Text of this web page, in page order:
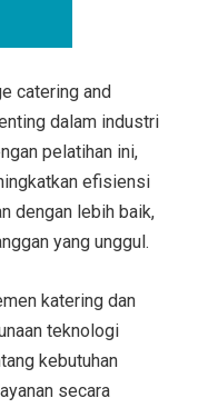
catering and
dalam industri
pelatihan ini,
efisiensi
dengan lebih baik,
yang unggul.
katering dan
teknologi
kebutuhan
secara